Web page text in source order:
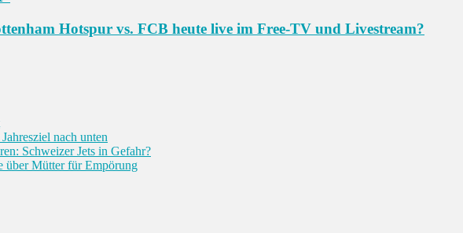
Hotspur vs. FCB heute live im Free-TV und Livestream?
nach unten
Schweizer Jets in Gefahr?
über Mütter für Empörung